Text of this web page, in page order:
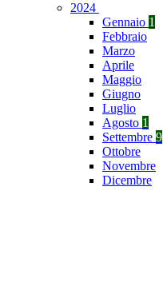
2024
Gennaio 1
Febbraio
Marzo
Aprile
Maggio
Giugno
Luglio
Agosto 1
Settembre 9
Ottobre
Novembre
Dicembre